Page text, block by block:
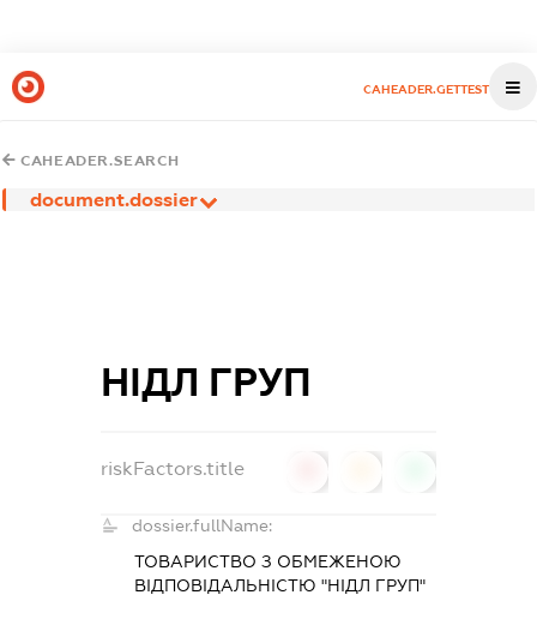
CAHEADER.GETTEST
CAHEADER.SEARCH
document.dossier
НІДЛ ГРУП
riskFactors.title
dossier.fullName:
ТОВАРИСТВО З ОБМЕЖЕНОЮ
ВІДПОВІДАЛЬНІСТЮ "НІДЛ ГРУП"